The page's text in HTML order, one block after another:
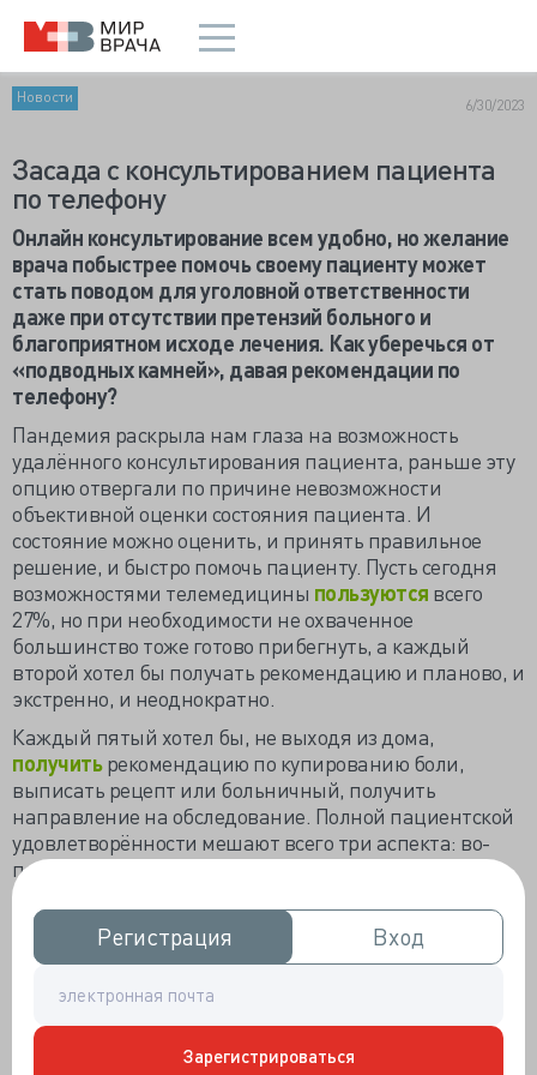
Регистрация
Регистрация Вход
Вход
Зарегистрироваться
Новости 6/30/2023
Засада с консультированием пациента
по телефону
Онлайн консультирование всем удобно, но желание
врача побыстрее помочь своему пациенту может
стать поводом для уголовной ответственности
даже при отсутствии претензий больного и
благоприятном исходе лечения. Как уберечься от
«подводных камней», давая рекомендации по
телефону?
Пандемия раскрыла нам глаза на возможность
удалённого консультирования пациента, раньше эту
опцию отвергали по причине невозможности
объективной оценки состояния пациента. И
состояние можно оценить, и принять правильное
решение, и быстро помочь пациенту. Пусть сегодня
возможностями телемедицины пользуются всего
27%, но при необходимости не охваченное
большинство тоже готово прибегнуть, а каждый
второй хотел бы получать рекомендацию и планово, и
экстренно, и неоднократно.
Каждый пятый хотел бы, не выходя из дома,
получитьрекомендацию по купированию боли,
выписать рецепт или больничный, получить
направление на обследование. Полной пациентской
удовлетворённости мешают всего три аспекта: во-
первых, телемедицинские сервисы платные; во-
вторых, привязаны ко времени работы частной
клиники; в-третьих, заблаговременно нужно
озаботиться организацией допуска к медицинской
услуге.
С пылу, с жару можно получить консультацию своего
лечащего врача, но только очно и в его рабочее время.
Консультировать пациентов в свободное от работы